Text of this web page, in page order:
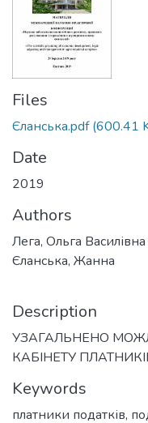
Files
Єланська.pdf(600.41
Date
2019
Authors
Лега, Ольга Василівна
Єланська, Жанна
Description
УЗАГАЛЬНЕНО
КАБІНЕТУ
Keywords
платники податків,